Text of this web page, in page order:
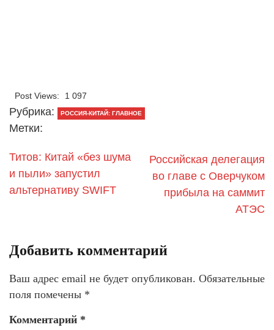
Post Views: 1 097
Рубрика: РОССИЯ-КИТАЙ: ГЛАВНОЕ
Метки:
Титов: Китай «без шума
и пыли» запустил
альтернативу SWIFT
Российская делегация
во главе с Оверчуком
прибыла на саммит
АТЭС
Добавить комментарий
Ваш адрес email не будет опубликован. Обязательные
поля помечены *
Комментарий *